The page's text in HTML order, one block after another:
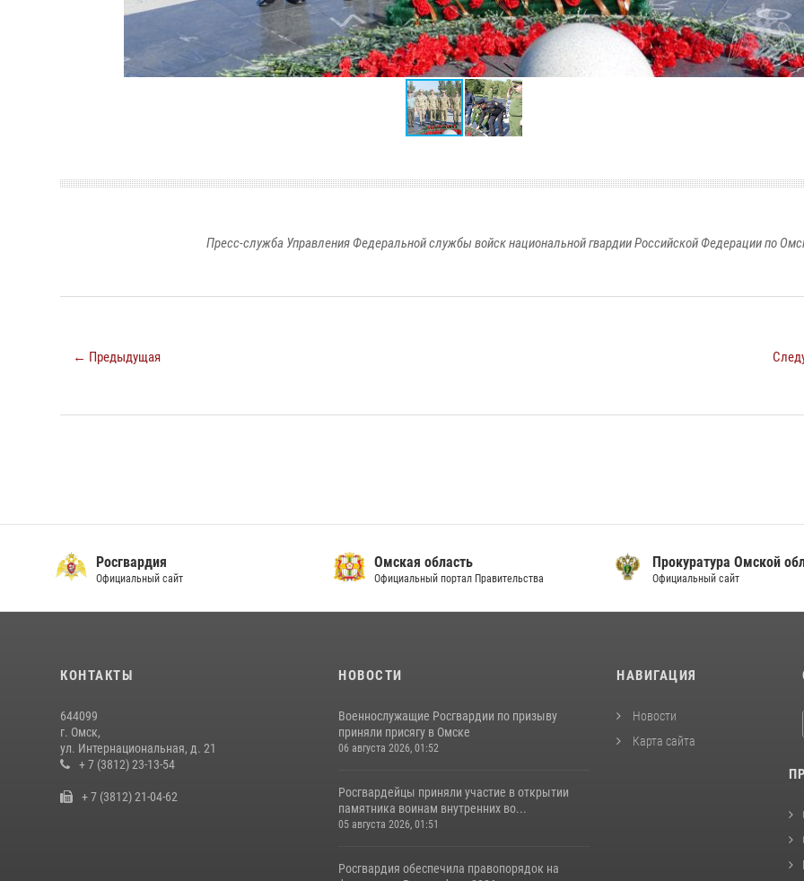
Пресс-служба Управления Федеральной службы войск национальной гвардии Российской Федерации по
← Предыдущая
Росгвардия
Официальный сайт
Омская область
Официальный портал Правительства
Прокуратура Омской
Официальный сайт
КОНТАКТЫ
644099
г. Омск,
ул. Интернациональная, д. 21
+ 7 (3812) 23-13-54
+ 7 (3812) 21-04-62
НОВОСТИ
Военнослужащие Росгвардии по призыву
приняли присягу в Омске
06 августа 2026, 01:52
Росгвардейцы приняли участие в открытии
памятника воинам внутренних во...
05 августа 2026, 01:51
Росгвардия обеспечила правопорядок на
НАВИГАЦИЯ
Новости
Карта сайта